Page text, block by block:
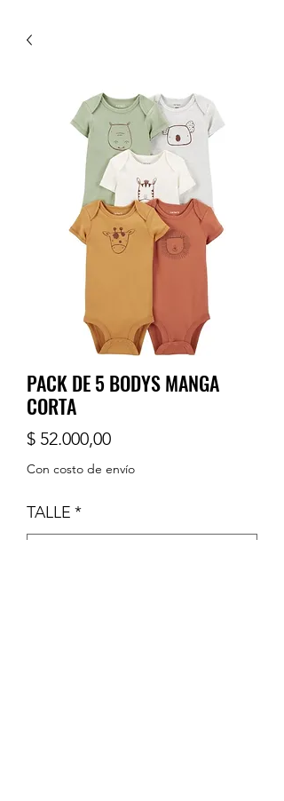
PACK DE 5 BODYS MANGA
CORTA
$ 52.000,00Precio
Con costo de envío
TALLE *